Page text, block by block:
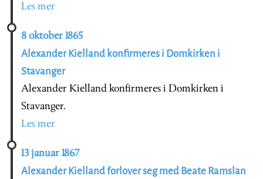
Les mer
8 oktober 1865
Alexander Kielland konfirmeres i Domkirken i
Stavanger
Alexander Kielland konfirmeres i Domkirken i
Stavanger.
Les mer
13 januar 1867
Alexander Kielland forlover seg med Beate Ramslan